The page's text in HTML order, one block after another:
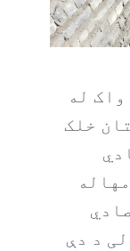
واک له
خلک
د دې